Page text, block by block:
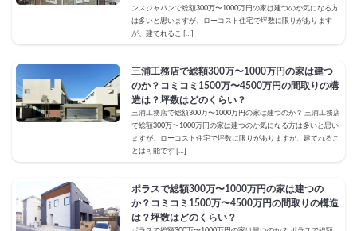
ンスジャパンで総額300万〜1000万円の家は建つのか気になる方
は多いと思いますが、ローコスト住宅で坪数に限りがあります
が、建てれるこ […]
三浦工務店で総額300万〜1000万円の家は建つ
のか？コミコミ1500万〜4500万円の間取りの構
造は？坪数はどのくらい？
三浦工務店で総額300万〜1000万円の家は建つのか？ 三浦工務店
で総額300万〜1000万円の家は建つのか気になる方は多いと思い
ますが、ローコスト住宅で坪数に限りがありますが、建てれるこ
とは可能です […]
ポラスで総額300万〜1000万円の家は建つの
か？コミコミ1500万〜4500万円の間取りの構造
は？坪数はどのくらい？